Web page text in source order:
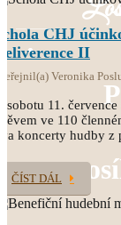
CHJ
II
Veronika
sobotu 11.
ve 110
koncerty hudby z
ČÍST DÁL